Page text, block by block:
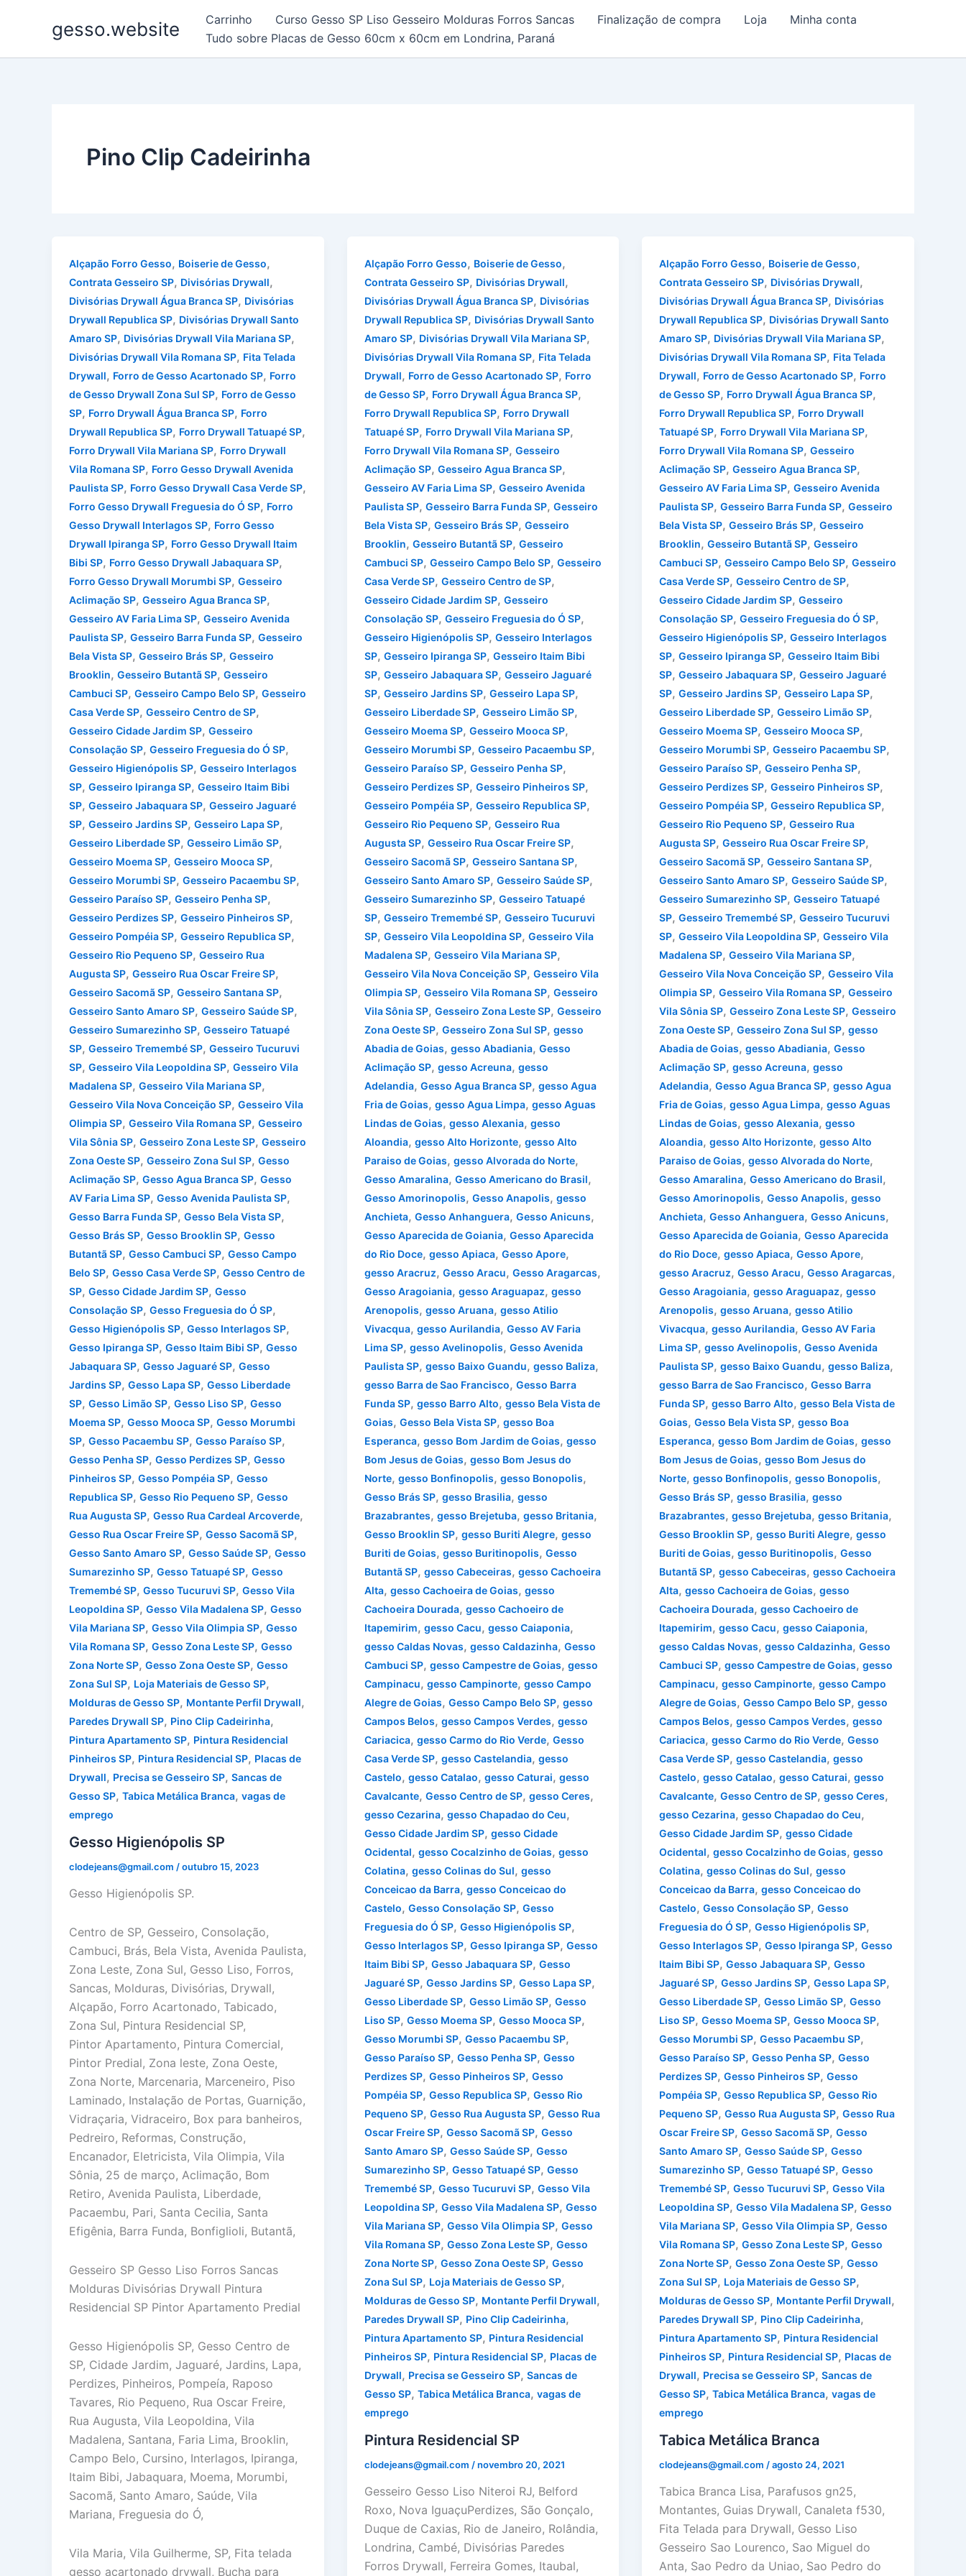
gesso.website Carrinho Curso Gesso SP Liso Gesseiro Molduras Forros Sancas Finalização de compra Loja
Minha conta
Tudo sobre Placas de Gesso 60cm x 60cm em Londrina, Paraná
Pino Clip Cadeirinha
Alçapão Forro Gesso, Boiserie de Gesso,
Contrata Gesseiro SP, Divisórias Drywall,
Divisórias Drywall Água Branca SP, Divisórias
Drywall Republica SP, Divisórias Drywall Santo
Amaro SP, Divisórias Drywall Vila Mariana SP,
Divisórias Drywall Vila Romana SP, Fita Telada
Drywall, Forro de Gesso Acartonado SP, Forro
de Gesso Drywall Zona Sul SP, Forro de Gesso
SP, Forro Drywall Água Branca SP, Forro
Drywall Republica SP, Forro Drywall Tatuapé SP,
Forro Drywall Vila Mariana SP, Forro Drywall
Vila Romana SP, Forro Gesso Drywall Avenida
Paulista SP, Forro Gesso Drywall Casa Verde SP,
Forro Gesso Drywall Freguesia do Ó SP, Forro
Gesso Drywall Interlagos SP, Forro Gesso
Drywall Ipiranga SP, Forro Gesso Drywall Itaim
Bibi SP, Forro Gesso Drywall Jabaquara SP,
Forro Gesso Drywall Morumbi SP, Gesseiro
Aclimação SP, Gesseiro Agua Branca SP,
Gesseiro AV Faria Lima SP, Gesseiro Avenida
Paulista SP, Gesseiro Barra Funda SP, Gesseiro
Bela Vista SP, Gesseiro Brás SP, Gesseiro
Brooklin, Gesseiro Butantã SP, Gesseiro
Cambuci SP, Gesseiro Campo Belo SP, Gesseiro
Casa Verde SP, Gesseiro Centro de SP,
Gesseiro Cidade Jardim SP, Gesseiro
Consolação SP, Gesseiro Freguesia do Ó SP,
Gesseiro Higienópolis SP, Gesseiro Interlagos
SP, Gesseiro Ipiranga SP, Gesseiro Itaim Bibi
SP, Gesseiro Jabaquara SP, Gesseiro Jaguaré
SP, Gesseiro Jardins SP, Gesseiro Lapa SP,
Gesseiro Liberdade SP, Gesseiro Limão SP,
Gesseiro Moema SP, Gesseiro Mooca SP,
Gesseiro Morumbi SP, Gesseiro Pacaembu SP,
Gesseiro Paraíso SP, Gesseiro Penha SP,
Gesseiro Perdizes SP, Gesseiro Pinheiros SP,
Gesseiro Pompéia SP, Gesseiro Republica SP,
Gesseiro Rio Pequeno SP, Gesseiro Rua
Augusta SP, Gesseiro Rua Oscar Freire SP,
Gesseiro Sacomã SP, Gesseiro Santana SP,
Gesseiro Santo Amaro SP, Gesseiro Saúde SP,
Gesseiro Sumarezinho SP, Gesseiro Tatuapé
SP, Gesseiro Tremembé SP, Gesseiro Tucuruvi
SP, Gesseiro Vila Leopoldina SP, Gesseiro Vila
Madalena SP, Gesseiro Vila Mariana SP,
Gesseiro Vila Nova Conceição SP, Gesseiro Vila
Olimpia SP, Gesseiro Vila Romana SP, Gesseiro
Vila Sônia SP, Gesseiro Zona Leste SP, Gesseiro
Zona Oeste SP, Gesseiro Zona Sul SP, Gesso
Aclimação SP, Gesso Agua Branca SP, Gesso
AV Faria Lima SP, Gesso Avenida Paulista SP,
Gesso Barra Funda SP, Gesso Bela Vista SP,
Gesso Brás SP, Gesso Brooklin SP, Gesso
Butantã SP, Gesso Cambuci SP, Gesso Campo
Belo SP, Gesso Casa Verde SP, Gesso Centro de
SP, Gesso Cidade Jardim SP, Gesso
Consolação SP, Gesso Freguesia do Ó SP,
Gesso Higienópolis SP, Gesso Interlagos SP,
Gesso Ipiranga SP, Gesso Itaim Bibi SP, Gesso
Jabaquara SP, Gesso Jaguaré SP, Gesso
Jardins SP, Gesso Lapa SP, Gesso Liberdade
SP, Gesso Limão SP, Gesso Liso SP, Gesso
Moema SP, Gesso Mooca SP, Gesso Morumbi
SP, Gesso Pacaembu SP, Gesso Paraíso SP,
Gesso Penha SP, Gesso Perdizes SP, Gesso
Pinheiros SP, Gesso Pompéia SP, Gesso
Republica SP, Gesso Rio Pequeno SP, Gesso
Rua Augusta SP, Gesso Rua Cardeal Arcoverde,
Gesso Rua Oscar Freire SP, Gesso Sacomã SP,
Gesso Santo Amaro SP, Gesso Saúde SP, Gesso
Sumarezinho SP, Gesso Tatuapé SP, Gesso
Tremembé SP, Gesso Tucuruvi SP, Gesso Vila
Leopoldina SP, Gesso Vila Madalena SP, Gesso
Vila Mariana SP, Gesso Vila Olimpia SP, Gesso
Vila Romana SP, Gesso Zona Leste SP, Gesso
Zona Norte SP, Gesso Zona Oeste SP, Gesso
Zona Sul SP, Loja Materiais de Gesso SP,
Molduras de Gesso SP, Montante Perfil Drywall,
Paredes Drywall SP, Pino Clip Cadeirinha,
Pintura Apartamento SP, Pintura Residencial
Pinheiros SP, Pintura Residencial SP, Placas de
Drywall, Precisa se Gesseiro SP, Sancas de
Gesso SP, Tabica Metálica Branca, vagas de
emprego
Gesso Higienópolis SP
clodejeans@gmail.com /outubro 15, 2023
Gesso Higienópolis SP.
Centro de SP, Gesseiro, Consolação,
Cambuci, Brás, Bela Vista, Avenida Paulista,
Zona Leste, Zona Sul, Gesso Liso, Forros,
Sancas, Molduras, Divisórias, Drywall,
Alçapão, Forro Acartonado, Tabicado,
Zona Sul, Pintura Residencial SP,
Pintor Apartamento, Pintura Comercial,
Pintor Predial, Zona leste, Zona Oeste,
Zona Norte, Marcenaria, Marceneiro, Piso
Laminado, Instalação de Portas, Guarnição,
Vidraçaria, Vidraceiro, Box para banheiros,
Pedreiro, Reformas, Construção,
Encanador, Eletricista, Vila Olimpia, Vila
Sônia, 25 de março, Aclimação, Bom
Retiro, Avenida Paulista, Liberdade,
Pacaembu, Pari, Santa Cecilia, Santa
Efigênia, Barra Funda, Bonfiglioli, Butantã,
Gesseiro SP Gesso Liso Forros Sancas
Molduras Divisórias Drywall Pintura
Residencial SP Pintor Apartamento Predial
Gesso Higienópolis SP, Gesso Centro de
SP, Cidade Jardim, Jaguaré, Jardins, Lapa,
Perdizes, Pinheiros, Pompeía, Raposo
Tavares, Rio Pequeno, Rua Oscar Freire,
Rua Augusta, Vila Leopoldina, Vila
Madalena, Santana, Faria Lima, Brooklin,
Campo Belo, Cursino, Interlagos, Ipiranga,
Itaim Bibi, Jabaquara, Moema, Morumbi,
Sacomã, Santo Amaro, Saúde, Vila
Mariana, Freguesia do Ó,
Vila Maria, Vila Guilherme, SP, Fita telada
gesso acartonado drywall, Bucha para
Alçapão Forro Gesso, Boiserie de Gesso,
Contrata Gesseiro SP, Divisórias Drywall,
Divisórias Drywall Água Branca SP, Divisórias
Drywall Republica SP, Divisórias Drywall Santo
Amaro SP, Divisórias Drywall Vila Mariana SP,
Divisórias Drywall Vila Romana SP, Fita Telada
Drywall, Forro de Gesso Acartonado SP, Forro
de Gesso SP, Forro Drywall Água Branca SP,
Forro Drywall Republica SP, Forro Drywall
Tatuapé SP, Forro Drywall Vila Mariana SP,
Forro Drywall Vila Romana SP, Gesseiro
Aclimação SP, Gesseiro Agua Branca SP,
Gesseiro AV Faria Lima SP, Gesseiro Avenida
Paulista SP, Gesseiro Barra Funda SP, Gesseiro
Bela Vista SP, Gesseiro Brás SP, Gesseiro
Brooklin, Gesseiro Butantã SP, Gesseiro
Cambuci SP, Gesseiro Campo Belo SP, Gesseiro
Casa Verde SP, Gesseiro Centro de SP,
Gesseiro Cidade Jardim SP, Gesseiro
Consolação SP, Gesseiro Freguesia do Ó SP,
Gesseiro Higienópolis SP, Gesseiro Interlagos
SP, Gesseiro Ipiranga SP, Gesseiro Itaim Bibi
SP, Gesseiro Jabaquara SP, Gesseiro Jaguaré
SP, Gesseiro Jardins SP, Gesseiro Lapa SP,
Gesseiro Liberdade SP, Gesseiro Limão SP,
Gesseiro Moema SP, Gesseiro Mooca SP,
Gesseiro Morumbi SP, Gesseiro Pacaembu SP,
Gesseiro Paraíso SP, Gesseiro Penha SP,
Gesseiro Perdizes SP, Gesseiro Pinheiros SP,
Gesseiro Pompéia SP, Gesseiro Republica SP,
Gesseiro Rio Pequeno SP, Gesseiro Rua
Augusta SP, Gesseiro Rua Oscar Freire SP,
Gesseiro Sacomã SP, Gesseiro Santana SP,
Gesseiro Santo Amaro SP, Gesseiro Saúde SP,
Gesseiro Sumarezinho SP, Gesseiro Tatuapé
SP, Gesseiro Tremembé SP, Gesseiro Tucuruvi
SP, Gesseiro Vila Leopoldina SP, Gesseiro Vila
Madalena SP, Gesseiro Vila Mariana SP,
Gesseiro Vila Nova Conceição SP, Gesseiro Vila
Olimpia SP, Gesseiro Vila Romana SP, Gesseiro
Vila Sônia SP, Gesseiro Zona Leste SP, Gesseiro
Zona Oeste SP, Gesseiro Zona Sul SP, gesso
Abadia de Goias, gesso Abadiania, Gesso
Aclimação SP, gesso Acreuna, gesso
Adelandia, Gesso Agua Branca SP, gesso Agua
Fria de Goias, gesso Agua Limpa, gesso Aguas
Lindas de Goias, gesso Alexania, gesso
Aloandia, gesso Alto Horizonte, gesso Alto
Paraiso de Goias, gesso Alvorada do Norte,
Gesso Amaralina, Gesso Americano do Brasil,
Gesso Amorinopolis, Gesso Anapolis, gesso
Anchieta, Gesso Anhanguera, Gesso Anicuns,
Gesso Aparecida de Goiania, Gesso Aparecida
do Rio Doce, gesso Apiaca, Gesso Apore,
gesso Aracruz, Gesso Aracu, Gesso Aragarcas,
Gesso Aragoiania, gesso Araguapaz, gesso
Arenopolis, gesso Aruana, gesso Atilio
Vivacqua, gesso Aurilandia, Gesso AV Faria
Lima SP, gesso Avelinopolis, Gesso Avenida
Paulista SP, gesso Baixo Guandu, gesso Baliza,
gesso Barra de Sao Francisco, Gesso Barra
Funda SP, gesso Barro Alto, gesso Bela Vista de
Goias, Gesso Bela Vista SP, gesso Boa
Esperanca, gesso Bom Jardim de Goias, gesso
Bom Jesus de Goias, gesso Bom Jesus do
Norte, gesso Bonfinopolis, gesso Bonopolis,
Gesso Brás SP, gesso Brasilia, gesso
Brazabrantes, gesso Brejetuba, gesso Britania,
Gesso Brooklin SP, gesso Buriti Alegre, gesso
Buriti de Goias, gesso Buritinopolis, Gesso
Butantã SP, gesso Cabeceiras, gesso Cachoeira
Alta, gesso Cachoeira de Goias, gesso
Cachoeira Dourada, gesso Cachoeiro de
Itapemirim, gesso Cacu, gesso Caiaponia,
gesso Caldas Novas, gesso Caldazinha, Gesso
Cambuci SP, gesso Campestre de Goias, gesso
Campinacu, gesso Campinorte, gesso Campo
Alegre de Goias, Gesso Campo Belo SP, gesso
Campos Belos, gesso Campos Verdes, gesso
Cariacica, gesso Carmo do Rio Verde, Gesso
Casa Verde SP, gesso Castelandia, gesso
Castelo, gesso Catalao, gesso Caturai, gesso
Cavalcante, Gesso Centro de SP, gesso Ceres,
gesso Cezarina, gesso Chapadao do Ceu,
Gesso Cidade Jardim SP, gesso Cidade
Ocidental, gesso Cocalzinho de Goias, gesso
Colatina, gesso Colinas do Sul, gesso
Conceicao da Barra, gesso Conceicao do
Castelo, Gesso Consolação SP, Gesso
Freguesia do Ó SP, Gesso Higienópolis SP,
Gesso Interlagos SP, Gesso Ipiranga SP, Gesso
Itaim Bibi SP, Gesso Jabaquara SP, Gesso
Jaguaré SP, Gesso Jardins SP, Gesso Lapa SP,
Gesso Liberdade SP, Gesso Limão SP, Gesso
Liso SP, Gesso Moema SP, Gesso Mooca SP,
Gesso Morumbi SP, Gesso Pacaembu SP,
Gesso Paraíso SP, Gesso Penha SP, Gesso
Perdizes SP, Gesso Pinheiros SP, Gesso
Pompéia SP, Gesso Republica SP, Gesso Rio
Pequeno SP, Gesso Rua Augusta SP, Gesso Rua
Oscar Freire SP, Gesso Sacomã SP, Gesso
Santo Amaro SP, Gesso Saúde SP, Gesso
Sumarezinho SP, Gesso Tatuapé SP, Gesso
Tremembé SP, Gesso Tucuruvi SP, Gesso Vila
Leopoldina SP, Gesso Vila Madalena SP, Gesso
Vila Mariana SP, Gesso Vila Olimpia SP, Gesso
Vila Romana SP, Gesso Zona Leste SP, Gesso
Zona Norte SP, Gesso Zona Oeste SP, Gesso
Zona Sul SP, Loja Materiais de Gesso SP,
Molduras de Gesso SP, Montante Perfil Drywall,
Paredes Drywall SP, Pino Clip Cadeirinha,
Pintura Apartamento SP, Pintura Residencial
Pinheiros SP, Pintura Residencial SP, Placas de
Drywall, Precisa se Gesseiro SP, Sancas de
Gesso SP, Tabica Metálica Branca, vagas de
emprego
Pintura Residencial SP
clodejeans@gmail.com /novembro 20, 2021
Gesseiro Gesso Liso Niteroi RJ, Belford
Roxo, Nova IguaçuPerdizes, São Gonçalo,
Duque de Caxias, Rio de Janeiro, Rolândia,
Londrina, Cambé, Divisórias Paredes
Forros Drywall, Ferreira Gomes, Itaubal,
Alçapão Forro Gesso, Boiserie de Gesso,
Contrata Gesseiro SP, Divisórias Drywall,
Divisórias Drywall Água Branca SP, Divisórias
Drywall Republica SP, Divisórias Drywall Santo
Amaro SP, Divisórias Drywall Vila Mariana SP,
Divisórias Drywall Vila Romana SP, Fita Telada
Drywall, Forro de Gesso Acartonado SP, Forro
de Gesso SP, Forro Drywall Água Branca SP,
Forro Drywall Republica SP, Forro Drywall
Tatuapé SP, Forro Drywall Vila Mariana SP,
Forro Drywall Vila Romana SP,Gesseiro
Aclimação SP,Gesseiro Agua Branca SP,
Gesseiro AV Faria Lima SP,Gesseiro Avenida
Paulista SP,Gesseiro Barra Funda SP,Gesseiro
Bela Vista SP,Gesseiro Brás SP,Gesseiro
Brooklin,Gesseiro Butantã SP,Gesseiro
Cambuci SP,Gesseiro Campo Belo SP,Gesseiro
Casa Verde SP,Gesseiro Centro de SP,
Gesseiro Cidade Jardim SP,Gesseiro
Consolação SP,Gesseiro Freguesia do Ó SP,
Gesseiro Higienópolis SP,Gesseiro Interlagos
SP,Gesseiro Ipiranga SP,Gesseiro Itaim Bibi
SP,Gesseiro Jabaquara SP,Gesseiro Jaguaré
SP,Gesseiro Jardins SP,Gesseiro Lapa SP,
Gesseiro Liberdade SP,Gesseiro Limão SP,
Gesseiro Moema SP,Gesseiro Mooca SP,
Gesseiro Morumbi SP,Gesseiro Pacaembu SP,
Gesseiro Paraíso SP,Gesseiro Penha SP,
Gesseiro Perdizes SP,Gesseiro Pinheiros SP,
Gesseiro Pompéia SP,Gesseiro Republica SP,
Gesseiro Rio Pequeno SP,Gesseiro Rua
Augusta SP,Gesseiro Rua Oscar Freire SP,
Gesseiro Sacomã SP,Gesseiro Santana SP,
Gesseiro Santo Amaro SP,Gesseiro Saúde SP,
Gesseiro Sumarezinho SP,Gesseiro Tatuapé
SP,Gesseiro Tremembé SP,Gesseiro Tucuruvi
SP,Gesseiro Vila Leopoldina SP,Gesseiro Vila
Madalena SP,Gesseiro Vila Mariana SP,
Gesseiro Vila Nova Conceição SP,Gesseiro Vila
Olimpia SP,Gesseiro Vila Romana SP,Gesseiro
Vila Sônia SP,Gesseiro Zona Leste SP,Gesseiro
Zona Oeste SP,Gesseiro Zona Sul SP,gesso
Abadia de Goias,gesso Abadiania,Gesso
Aclimação SP,gesso Acreuna,gesso
Adelandia,Gesso Agua Branca SP,gesso Agua
Fria de Goias,gesso Agua Limpa,gesso Aguas
Lindas de Goias,gesso Alexania,gesso
Aloandia,gesso Alto Horizonte,gesso Alto
Paraiso de Goias,gesso Alvorada do Norte,
Gesso Amaralina,Gesso Americano do Brasil,
Gesso Amorinopolis,Gesso Anapolis,gesso
Anchieta,Gesso Anhanguera,Gesso Anicuns,
Gesso Aparecida de Goiania,Gesso Aparecida
do Rio Doce,gesso Apiaca,Gesso Apore,
gesso Aracruz,Gesso Aracu,Gesso Aragarcas,
Gesso Aragoiania,gesso Araguapaz,gesso
Arenopolis,gesso Aruana,gesso Atilio
Vivacqua,gesso Aurilandia,Gesso AV Faria
Lima SP,gesso Avelinopolis,Gesso Avenida
Paulista SP,gesso Baixo Guandu,gesso Baliza,
gesso Barra de Sao Francisco,Gesso Barra
Funda SP,gesso Barro Alto,gesso Bela Vista de
Goias,Gesso Bela Vista SP,gesso Boa
Esperanca,gesso Bom Jardim de Goias,gesso
Bom Jesus de Goias,gesso Bom Jesus do
Norte,gesso Bonfinopolis,gesso Bonopolis,
Gesso Brás SP,gesso Brasilia,gesso
Brazabrantes,gesso Brejetuba,gesso Britania,
Gesso Brooklin SP,gesso Buriti Alegre,gesso
Buriti de Goias,gesso Buritinopolis,Gesso
Butantã SP,gesso Cabeceiras,gesso Cachoeira
Alta,gesso Cachoeira de Goias,gesso
Cachoeira Dourada,gesso Cachoeiro de
Itapemirim,gesso Cacu,gesso Caiaponia,
gesso Caldas Novas,gesso Caldazinha,Gesso
Cambuci SP,gesso Campestre de Goias,gesso
Campinacu,gesso Campinorte,gesso Campo
Alegre de Goias,Gesso Campo Belo SP,gesso
Campos Belos,gesso Campos Verdes,gesso
Cariacica,gesso Carmo do Rio Verde,Gesso
Casa Verde SP,gesso Castelandia,gesso
Castelo,gesso Catalao,gesso Caturai,gesso
Cavalcante,Gesso Centro de SP,gesso Ceres,
gesso Cezarina,gesso Chapadao do Ceu,
Gesso Cidade Jardim SP,gesso Cidade
Ocidental,gesso Cocalzinho de Goias,gesso
Colatina,gesso Colinas do Sul,gesso
Conceicao da Barra,gesso Conceicao do
Castelo,Gesso Consolação SP,Gesso
Freguesia do Ó SP,Gesso Higienópolis SP,
Gesso Interlagos SP,Gesso Ipiranga SP,Gesso
Itaim Bibi SP,Gesso Jabaquara SP,Gesso
Jaguaré SP,Gesso Jardins SP,Gesso Lapa SP,
Gesso Liberdade SP,Gesso Limão SP,Gesso
Liso SP,Gesso Moema SP,Gesso Mooca SP,
Gesso Morumbi SP,Gesso Pacaembu SP,
Gesso Paraíso SP,Gesso Penha SP,Gesso
Perdizes SP,Gesso Pinheiros SP,Gesso
Pompéia SP,Gesso Republica SP,Gesso Rio
Pequeno SP,Gesso Rua Augusta SP,Gesso Rua
Oscar Freire SP,Gesso Sacomã SP,Gesso
Santo Amaro SP,Gesso Saúde SP,Gesso
Sumarezinho SP,Gesso Tatuapé SP,Gesso
Tremembé SP,Gesso Tucuruvi SP,Gesso Vila
Leopoldina SP,Gesso Vila Madalena SP,Gesso
Vila Mariana SP,Gesso Vila Olimpia SP,Gesso
Vila Romana SP,Gesso Zona Leste SP,Gesso
Zona Norte SP,Gesso Zona Oeste SP,Gesso
Zona Sul SP, Loja Materiais de Gesso SP,
Molduras de Gesso SP, Montante Perfil Drywall,
Paredes Drywall SP, Pino Clip Cadeirinha,
Pintura Apartamento SP, Pintura Residencial
Pinheiros SP, Pintura Residencial SP, Placas de
Drywall, Precisa se Gesseiro SP,Sancas de
Gesso SP,Tabica Metálica Branca,vagas de
emprego
Tabica Metálica Branca
clodejeans@gmail.com /agosto 24, 2021
Tabica Branca Lisa, Parafusos gn25,
Montantes, Guias Drywall, Canaleta f530,
Fita Telada para Drywall, Gesso Liso
Gesseiro Sao Lourenco, Sao Miguel do
Anta, Sao Pedro da Uniao, Sao Pedro do